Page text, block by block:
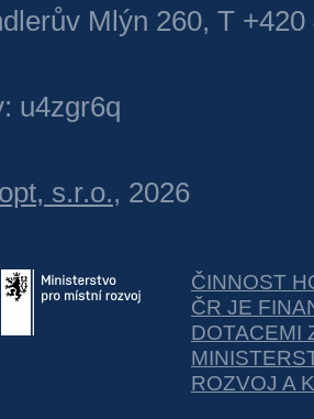
Mlýn 260, T +420
u4zgr6q
s.r.o., 2026
ČINNOST
ČR JE
DOTACEMI
ROZVOJ A